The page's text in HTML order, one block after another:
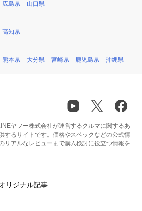
広島県 山口県
高知県
熊本県 大分県 宮崎県 鹿児島県 沖縄県
ヤフー株式会社が運営するクルマに関するあ
するサイトです。価格やスペックなどの公式情
リアルなレビューまで購入検討に役立つ情報を
オリジナル記事